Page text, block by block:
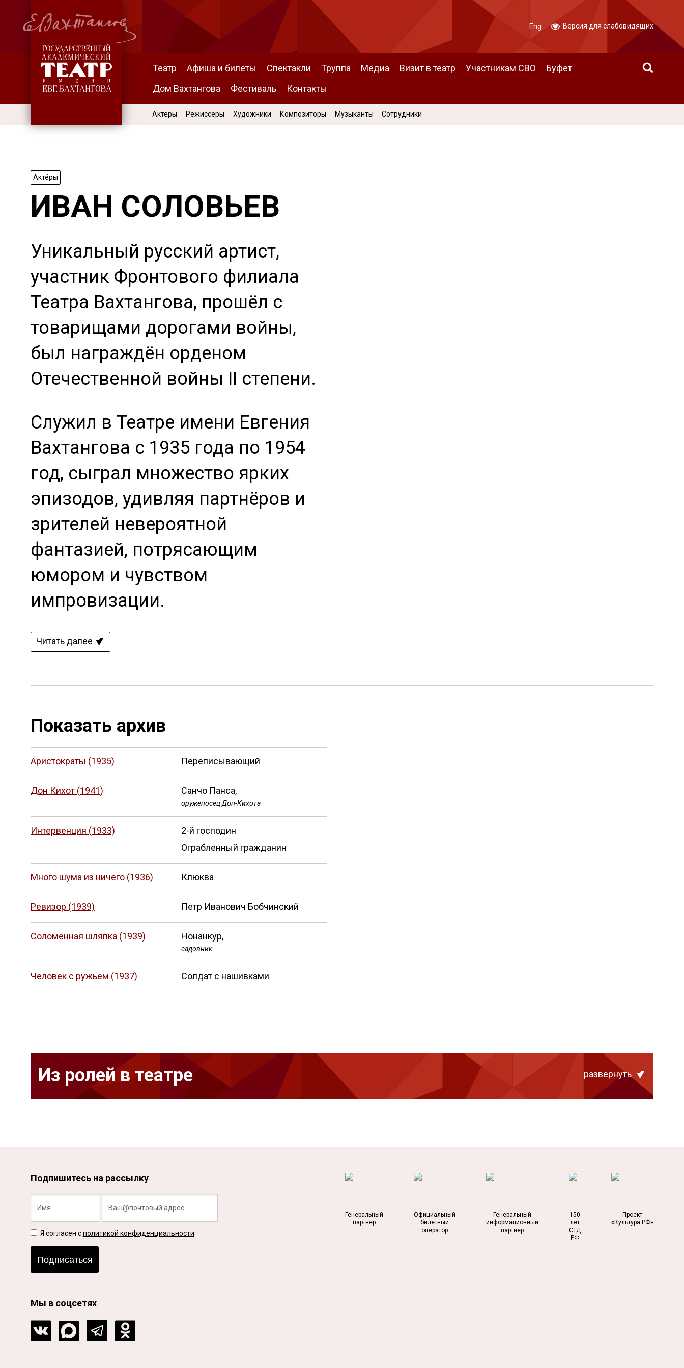
Театр Афиша и билеты Спектакли Труппа Медиа Визит в театр Участникам СВО
Буфет
Дом Вахтангова
Фестиваль Контакты
Eng Версия для слабовидящих
Актёры Режиссёры Художники Композиторы Музыканты Сотрудники
Актёры
ИВАН СОЛОВЬЕВ
Уникальный русский артист,
участник Фронтового филиала
Театра Вахтангова, прошёл с
товарищами дорогами войны,
был награждён орденом
Отечественной войны II степени.
Служил в Театре имени Евгения
Вахтангова с 1935 года по 1954
год, сыграл множество ярких
эпизодов, удивляя партнёров и
зрителей невероятной
фантазией, потрясающим
юмором и чувством
импровизации.
Читать далее
Показать архив
Аристократы (1935) Переписывающий
Дон Кихот (1941) Санчо Панса,
оруженосец Дон-Кихота
Интервенция (1933)
2-й господин
Ограбленный гражданин
Много шума из ничего (1936) Клюква
Ревизор (1939) Петр Иванович Бобчинский
Соломенная шляпка (1939) Нонанкур,
садовник
Человек с ружьем (1937) Солдат с нашивками
Из ролей в театре развернуть
Подпишитесь на рассылку
Я согласен сполитикой конфиденциальности
Подписаться
Мы в соцсетях
Генеральный
партнёр
Официальный
билетный
оператор
Генеральный
информационный
партнёр
150
лет
СТД
РФ
Проект
«Культура.РФ»